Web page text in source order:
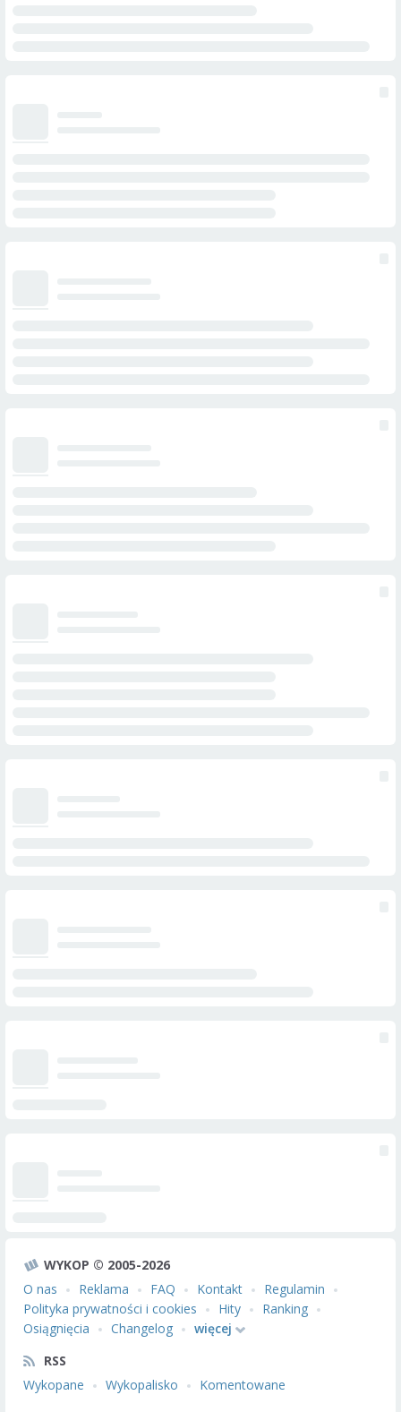
WYKOP © 2005-2026
O nas
Reklama FAQ Kontakt
Regulamin
Polityka prywatności i cookies
Hity
Ranking
Osiągnięcia
Changelog
więcej
RSS
Wykopane
Wykopalisko
Komentowane